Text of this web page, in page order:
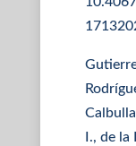
I., de